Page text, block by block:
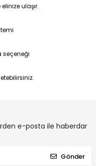
ulaşır.
seçeneği
e-posta ile haberdar
Gönder